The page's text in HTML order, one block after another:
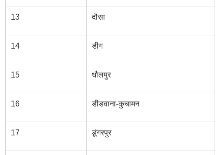
13 दौसा
14 डीग
15 धौलपुर
16 डीडवाना-कुचामन
17 डूंगरपुर